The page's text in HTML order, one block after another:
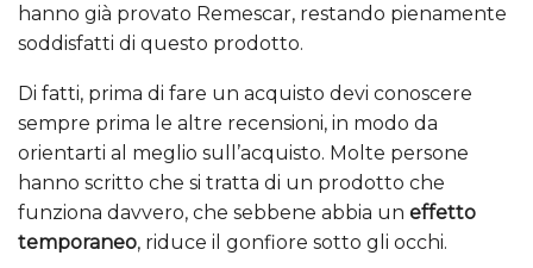
hanno già provato Remescar, restando pienamente
soddisfatti di questo prodotto.
Di fatti, prima di fare un acquisto devi conoscere
sempre prima le altre recensioni, in modo da
orientarti al meglio sull’acquisto. Molte persone
hanno scritto che si tratta di un prodotto che
funziona davvero, che sebbene abbia un effetto
temporaneo, riduce il gonfiore sotto gli occhi.